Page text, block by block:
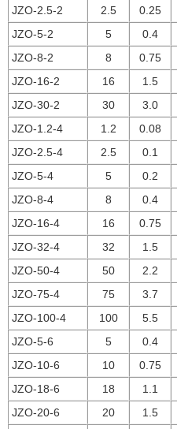
JZO-2.5-2
2.5 0.25
JZO-5-2
5 0.4
JZO-8-2
8 0.75
JZO-16-2
16 1.5
JZO-30-2
30 3.0
JZO-1.2-4
1.2 0.08
JZO-2.5-4
2.5 0.1
JZO-5-4
5 0.2
JZO-8-4
8 0.4
JZO-16-4
16 0.75
JZO-32-4
32 1.5
JZO-50-4
50 2.2
JZO-75-4
75 3.7
JZO-100-4
100 5.5
JZO-5-6
5 0.4
JZO-10-6
10 0.75
JZO-18-6
18 1.1
JZO-20-6
20 1.5